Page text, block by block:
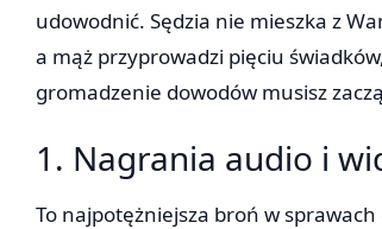
udowodnić. Sędzia nie mieszka z
a mąż przyprowadzi pięciu
gromadzenie dowodów musisz
1. Nagrania audio i
To najpotężniejsza broń w sprawach